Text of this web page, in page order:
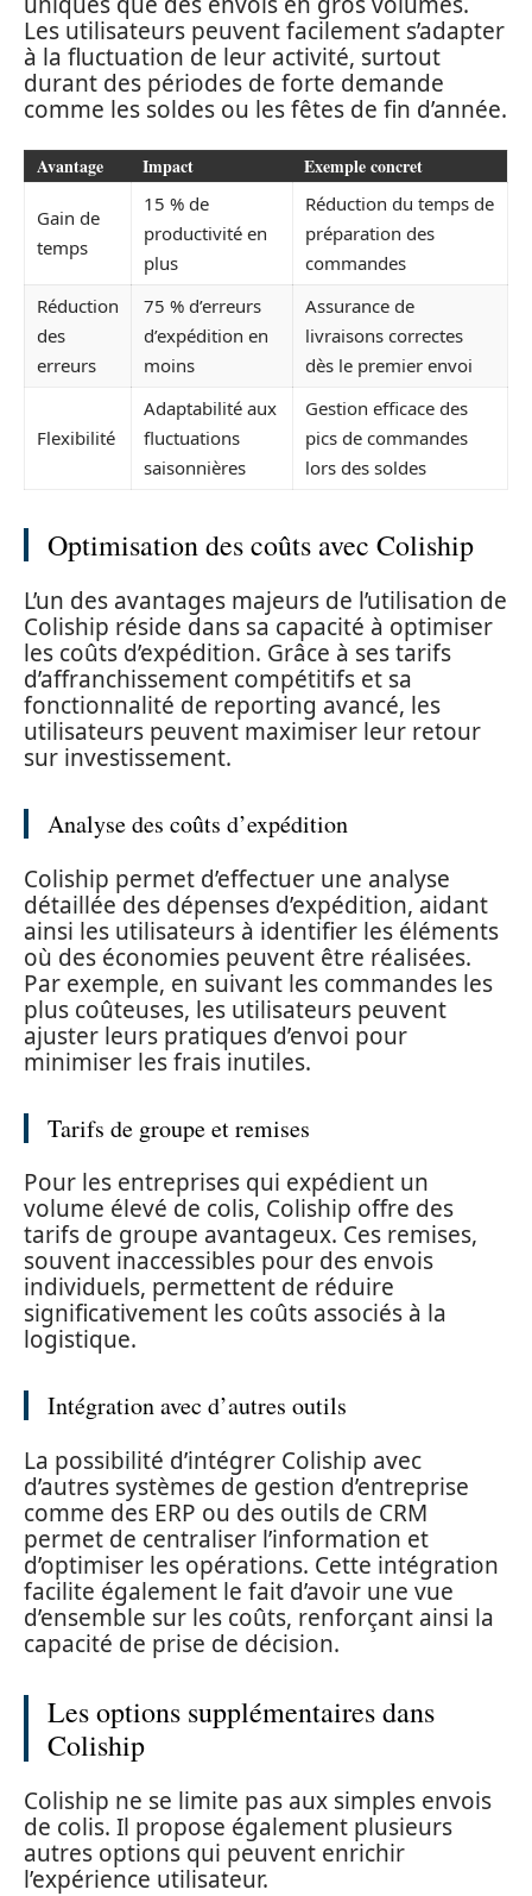
Les utilisateurs peuvent facilement s’adapter
à la fluctuation de leur activité, surtout
durant des périodes de forte demande
comme les soldes ou les fêtes de fin d’année.
Avantage Impact Exemple concret
Gain de
temps
15 % de
productivité en
plus
Réduction du temps de
préparation des
commandes
Réduction
des
erreurs
75 % d’erreurs
d’expédition en
moins
Assurance de
livraisons correctes
dès le premier envoi
Flexibilité
Adaptabilité aux
fluctuations
saisonnières
Gestion efficace des
pics de commandes
lors des soldes
Optimisation des coûts avec Coliship
L’un des avantages majeurs de l’utilisation de
Coliship réside dans sa capacité à optimiser
les coûts d’expédition. Grâce à ses tarifs
d’affranchissement compétitifs et sa
fonctionnalité de reporting avancé, les
utilisateurs peuvent maximiser leur retour
sur investissement.
Analyse des coûts d’expédition
Coliship permet d’effectuer une analyse
détaillée des dépenses d’expédition, aidant
ainsi les utilisateurs à identifier les éléments
où des économies peuvent être réalisées.
Par exemple, en suivant les commandes les
plus coûteuses, les utilisateurs peuvent
ajuster leurs pratiques d’envoi pour
minimiser les frais inutiles.
Tarifs de groupe et remises
Pour les entreprises qui expédient un
volume élevé de colis, Coliship offre des
tarifs de groupe avantageux. Ces remises,
souvent inaccessibles pour des envois
individuels, permettent de réduire
significativement les coûts associés à la
logistique.
Intégration avec d’autres outils
La possibilité d’intégrer Coliship avec
d’autres systèmes de gestion d’entreprise
comme des ERP ou des outils de CRM
permet de centraliser l’information et
d’optimiser les opérations. Cette intégration
facilite également le fait d’avoir une vue
d’ensemble sur les coûts, renforçant ainsi la
capacité de prise de décision.
Les options supplémentaires dans
Coliship
Coliship ne se limite pas aux simples envois
de colis. Il propose également plusieurs
autres options qui peuvent enrichir
l’expérience utilisateur.